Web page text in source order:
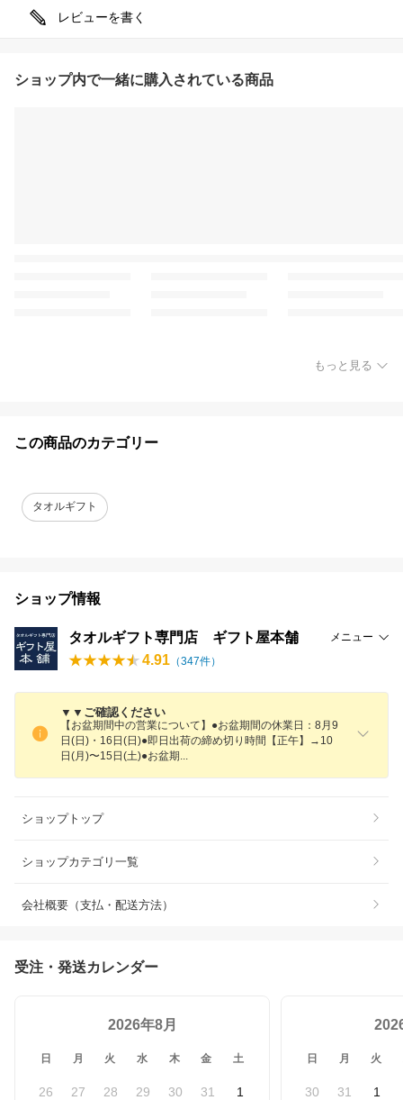
レビューを書く
ショップ内で一緒に購入されている商品
もっと見る
この商品のカテゴリー
タオルギフト
ショップ情報
タオルギフト専門店 ギフト屋本舗 メニュー
4.91 （347件）
▼▼ご確認ください
【お盆期間中の営業について】●お盆期間の休業日：8月9
日(日)・16日(日)●即日出荷の締め切り時間【正午】→10
日(月)〜15日(土)●お盆期
ショップトップ
ショップカテゴリ一覧
会社概要（支払・配送方法）
受注・発送カレンダー
2026年8月
日 月 火 水 木 金 土
26 27 28 29 30 31 1
日 月 火
30 31 1